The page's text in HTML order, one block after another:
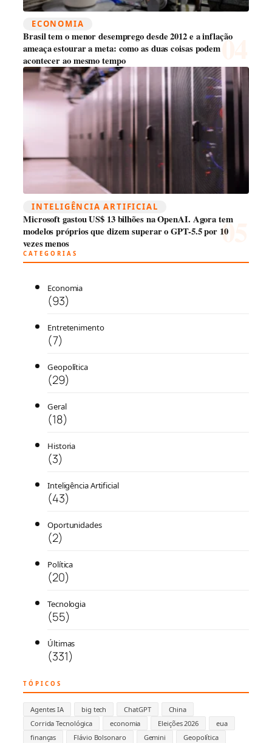
ECONOMIA
Brasil tem o menor desemprego desde 2012 e a inflação
ameaça estourar a meta: como as duas coisas podem
acontecer ao mesmo tempo
INTELIGÊNCIA ARTIFICIAL
Microsoft gastou US$ 13 bilhões na OpenAI. Agora tem
modelos próprios que dizem superar o GPT-5.5 por 10
vezes menos
CATEGORIAS
Economia
(93)
Entretenimento
(7)
Geopolítica
(29)
Geral
(18)
Historia
(3)
Inteligência Artificial
(43)
Oportunidades
(2)
Política
(20)
Tecnologia
(55)
Últimas
(331)
TÓPICOS
Agentes IA big tech ChatGPT
China
Corrida Tecnológica
economia Eleições 2026
eua
finanças
Flávio Bolsonaro Gemini
Geopolítica